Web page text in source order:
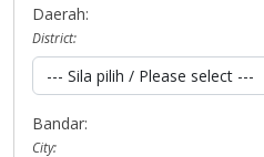
Daerah:
District:
Bandar:
City: